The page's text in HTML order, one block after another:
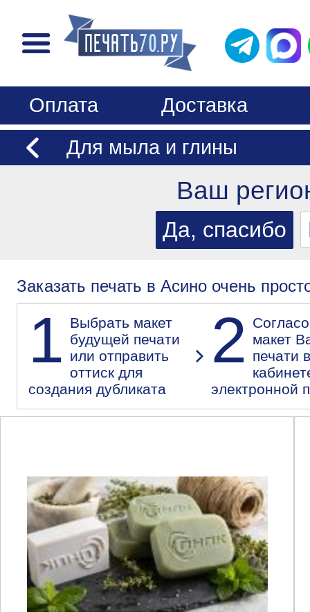
Оплата
Доставка
Для мыла и глины
Ваш
Заказать печать в Асино очень
1 Выбрать макет
будущей печати
или отправить
оттиск для
создания дубликата
2
макет
печати
электронной